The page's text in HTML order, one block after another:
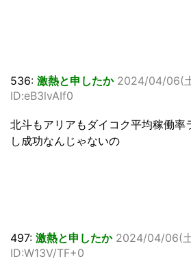
536: 激熱と申したか 2024/04/06(
ID:eB3lvAIf0
北斗もアリアもダイコク平均稼働率
し成功なんじゃないの
497: 激熱と申したか 2024/04/06(
ID:W13V/TF+0